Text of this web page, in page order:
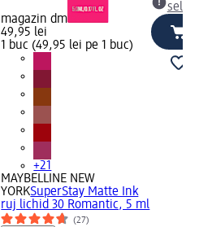
magazin dm
49,95 lei
1 buc (49,95 lei pe 1 buc)
+21
MAYBELLINE NEW
YORKSuperStay Matte Ink
ruj lichid 30 Romantic, 5 ml
(27)